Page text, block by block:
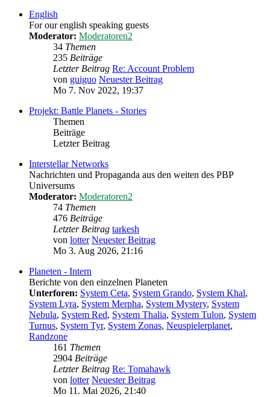
English
For our english speaking guests
Moderator: Moderatoren2
34 Themen
235 Beiträge
Letzter Beitrag Re: Account Problem
von guiguo Neuester Beitrag
Mo 7. Nov 2022, 19:37
Projekt: Battle Planets - Stories
Themen
Beiträge
Letzter Beitrag
Interstellar Networks
Nachrichten und Propaganda aus den weiten des PBP
Universums
Moderator: Moderatoren2
74 Themen
476 Beiträge
Letzter Beitrag tarkesh
von lotter Neuester Beitrag
Mo 3. Aug 2026, 21:16
Planeten - Intern
Berichte von den einzelnen Planeten
Unterforen: System Ceta, System Grando, System Khal,
System Lyra, System Merpha, System Mystery, System
Nebula, System Red, System Thalia, System Tulon, System
Turnus, System Tyr, System Zonas, Neuspielerplanet,
Randzone
161 Themen
2904 Beiträge
Letzter Beitrag Re: Tomahawk
von lotter Neuester Beitrag
Mo 11. Mai 2026, 21:40